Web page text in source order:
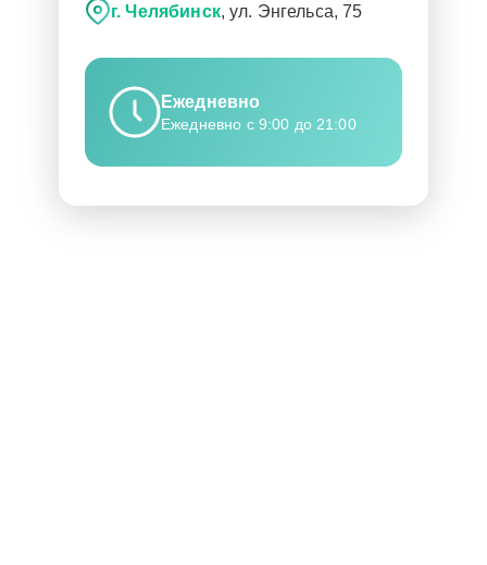
г. Челябинск, ул. Энгельса, 75
Ежедневно
Ежедневно с 9:00 до 21:00